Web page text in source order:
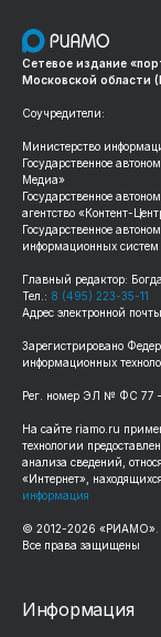
Сетевое издание
Московской области
Соучредители:
Министерство
Государственное
Медиа»
Государственное
агентство «Контент-
Государственное
информационных систем
Главный редактор:
Тел.: 8 (495) 223-35-11
Адрес электронной
Зарегистрировано
информационных
Рег. номер ЭЛ № ФС 77
На сайте riamo.ru
технологии
анализа сведений,
«Интернет»,
информация
© 2012-2026 «РИАМО».
Все права защищены
Информация